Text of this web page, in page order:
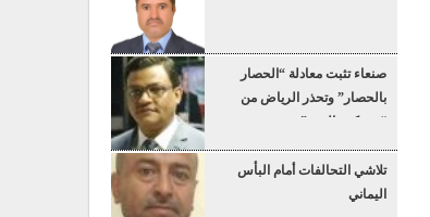
صنعاء تثبت معادلة “الحصار
بالحصار” وتحذر الرياض من
“عسكرة البحر”
تلاشي التحالفات أمام البأس
اليماني